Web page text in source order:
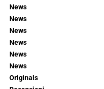
News
News
News
News
News
News
Originals